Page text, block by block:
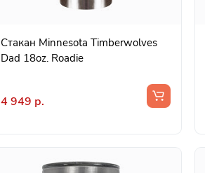
Стакан Minnesota Timberwolves
Dad 18oz. Roadie
4 949 р.